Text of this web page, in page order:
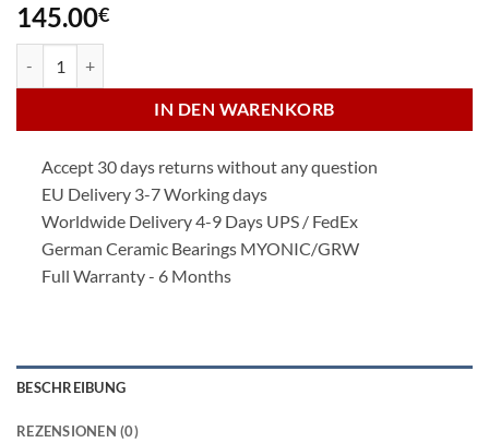
145.00€
IN DEN WARENKORB
Accept 30 days returns without any question
EU Delivery 3-7 Working days
Worldwide Delivery 4-9 Days UPS / FedEx
German Ceramic Bearings MYONIC/GRW
Full Warranty - 6 Months
BESCHREIBUNG
REZENSIONEN (0)